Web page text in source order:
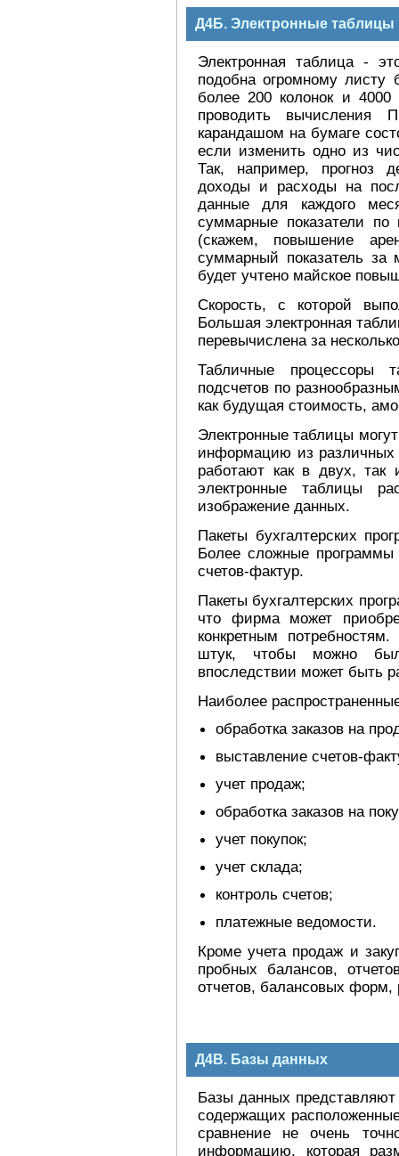
Д4Б. Электронные таблицы
Электронная таблица -
подобна огромному листу
более 200 колонок и
проводить вычисления
карандашом на бумаге
если изменить одно из
Так, например, прогноз
доходы и расходы на
данные для каждого
суммарные показатели
(скажем, повышение
суммарный показатель
будет учтено майское
Скорость, с которой
Большая электронная
перевычислена за
Табличные процессоры
подсчетов по
как будущая стоимость,
Электронные таблицы
информацию из различных
работают как в двух, так
электронные таблицы
изображение данных.
Пакеты бухгалтерских
Более сложные программы
счетов-фактур.
Пакеты бухгалтерских
что фирма может
конкретным
штук, чтобы можно
впоследствии может быть
Наиболее
обработка заказов на
выставление счетов-
учет продаж;
обработка заказов на
учет покупок;
учет склада;
контроль счетов;
платежные ведомости.
Кроме учета продаж и
пробных балансов,
отчетов, балансовых форм,
Д4В. Базы данных
Базы данных представляют
содержащих
сравнение не очень
информацию, которая